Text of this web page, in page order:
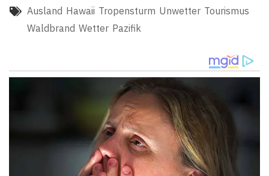
Ausland Hawaii Tropensturm Unwetter Tourismus
Waldbrand Wetter Pazifik